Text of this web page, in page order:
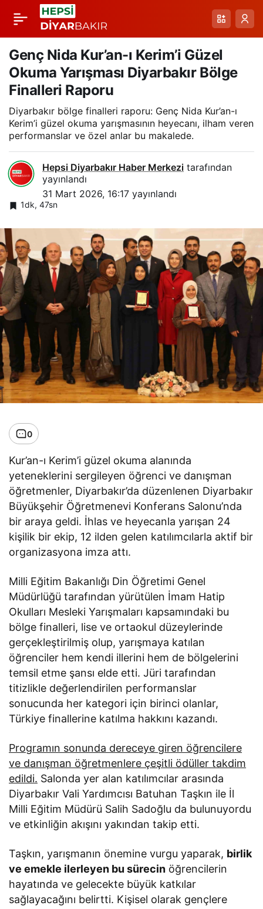
Genç Nida Kur’an-ı Kerim’i Güzel
Okuma Yarışması Diyarbakır Bölge
Finalleri Raporu
Diyarbakır bölge finalleri raporu: Genç Nida Kur’an-ı
Kerim’i güzel okuma yarışmasının heyecanı, ilham veren
performanslar ve özel anlar bu makalede.
Hepsi Diyarbakır Haber Merkezi tarafından
yayınlandı
31 Mart 2026, 16:17 yayınlandı
1dk, 47sn
0
Kur’an-ı Kerim’i güzel okuma alanında
yeteneklerini sergileyen öğrenci ve danışman
öğretmenler, Diyarbakır’da düzenlenen Diyarbakır
Büyükşehir Öğretmenevi Konferans Salonu’nda
bir araya geldi. İhlas ve heyecanla yarışan 24
kişilik bir ekip, 12 ilden gelen katılımcılarla aktif bir
organizasyona imza attı.
Milli Eğitim Bakanlığı Din Öğretimi Genel
Müdürlüğü tarafından yürütülen İmam Hatip
Okulları Mesleki Yarışmaları kapsamındaki bu
bölge finalleri, lise ve ortaokul düzeylerinde
gerçekleştirilmiş olup, yarışmaya katılan
öğrenciler hem kendi illerini hem de bölgelerini
temsil etme şansı elde etti. Jüri tarafından
titizlikle değerlendirilen performanslar
sonucunda her kategori için birinci olanlar,
Türkiye finallerine katılma hakkını kazandı.
Programın sonunda dereceye giren öğrencilere
ve danışman öğretmenlere çeşitli ödüller takdim
edildi. Salonda yer alan katılımcılar arasında
Diyarbakır Vali Yardımcısı Batuhan Taşkın ile İl
Milli Eğitim Müdürü Salih Sadoğlu da bulunuyordu
ve etkinliğin akışını yakından takip etti.
Taşkın, yarışmanın önemine vurgu yaparak, birlik
ve emekle ilerleyen bu sürecin öğrencilerin
hayatında ve gelecekte büyük katkılar
sağlayacağını belirtti. Kişisel olarak gençlere
Diyarbakır’da
Jandarma
Operasyonlarıyla 87
Şüpheli Hakkında
İşlem
Paylaş